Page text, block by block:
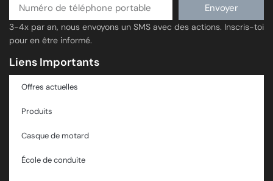
Envoyer
3-4x par an, nous envoyons un SMS avec des actions. Inscris-toi
pour en être informé.
Liens Importants
Offres actuelles
Produits
Casque de motard
École de conduite